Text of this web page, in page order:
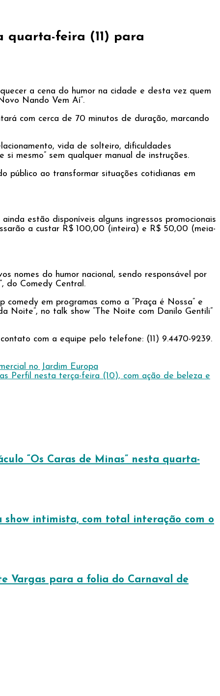
quarta-feira (11) para
a cena do humor na cidade e desta vez quem
Nando Vem Aí”.
com cerca de 70 minutos de duração, marcando
vida de solteiro, dificuldades
mesmo” sem qualquer manual de instruções.
público ao transformar situações cotidianas em
estão disponíveis alguns ingressos promocionais
a custar R$ 100,00 (inteira) e R$ 50,00 (meia-
nomes do humor nacional, sendo responsável por
do Comedy Central.
em programas como a “Praça é Nossa” e
Noite”, no talk show “The Noite com Danilo Gentili”
com a equipe pelo telefone: (11) 9.4470-9239.
no Jardim Europa
Perfil nesta terça-feira (10), com ação de beleza e
“Os Caras de Minas” nesta quarta-
show intimista, com total interação com o
Vargas para a folia do Carnaval de